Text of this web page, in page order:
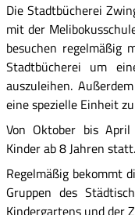
Die Stadtbücherei
mit der
besuchen regelmäßig
Stadtbücherei um
auszuleihen.
eine spezielle Einheit
Von Oktober bis
Kinder ab 8 Jahren statt.
Regelmäßig bekommt
Gruppen des